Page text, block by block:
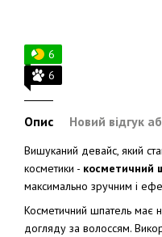
6
6
Опис Новий відгук
Вишуканий девайс, який
косметики - косметичний
максимально зручним і
Косметичний шпатель має
догляду за волоссям.